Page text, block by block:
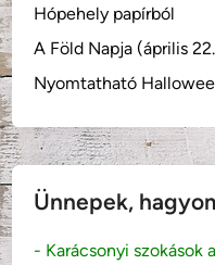
Hópehely papírból
A Föld Napja (április
Nyomtatható
Ünnepek,
- Karácsonyi szokások